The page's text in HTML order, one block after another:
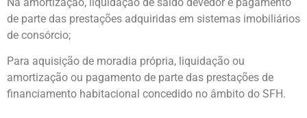
de parte das prestações adquiridas em sistemas imobiliários
de consórcio;
Para aquisição de moradia própria, liquidação ou
amortização ou pagamento de parte das prestações de
financiamento habitacional concedido no âmbito do SFH.